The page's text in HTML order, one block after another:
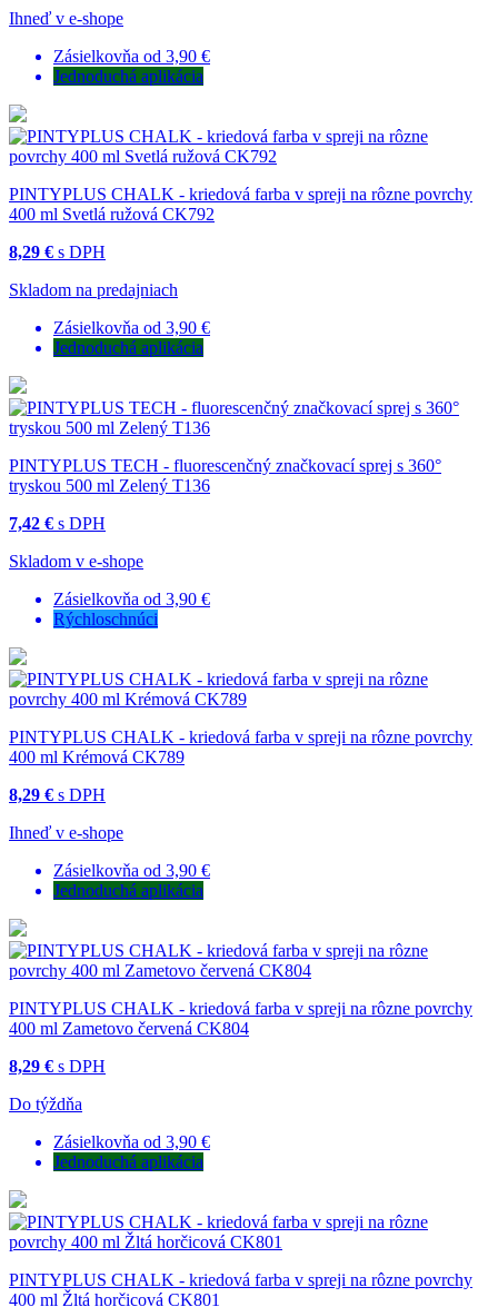
Ihneď v e-shope
Zásielkovňa od 3,90 €
Jednoduchá aplikácia
PINTYPLUS CHALK - kriedová farba v spreji na rôzne povrchy
400 ml Svetlá ružová CK792
8,29 € s DPH
Skladom na predajniach
Zásielkovňa od 3,90 €
Jednoduchá aplikácia
PINTYPLUS TECH - fluorescenčný značkovací sprej s 360°
tryskou 500 ml Zelený T136
7,42 € s DPH
Skladom v e-shope
Zásielkovňa od 3,90 €
Rýchloschnúci
PINTYPLUS CHALK - kriedová farba v spreji na rôzne povrchy
400 ml Krémová CK789
8,29 € s DPH
Ihneď v e-shope
Zásielkovňa od 3,90 €
Jednoduchá aplikácia
PINTYPLUS CHALK - kriedová farba v spreji na rôzne povrchy
400 ml Zametovo červená CK804
8,29 € s DPH
Do týždňa
Zásielkovňa od 3,90 €
Jednoduchá aplikácia
PINTYPLUS CHALK - kriedová farba v spreji na rôzne povrchy
400 ml Žltá horčicová CK801